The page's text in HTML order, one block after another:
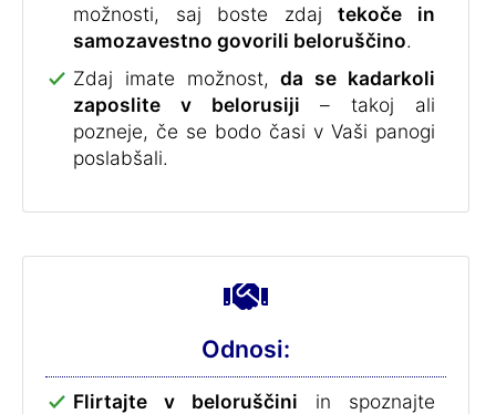
možnosti, saj boste zdajtekoče in
samozavestno govorili beloruščino.
Zdaj imate možnost,da se kadarkoli
zaposlite v belorusiji – takoj ali
pozneje, če se bodo časi v Vaši panogi
poslabšali.
Odnosi:
Flirtajte v beloruščini in spoznajte